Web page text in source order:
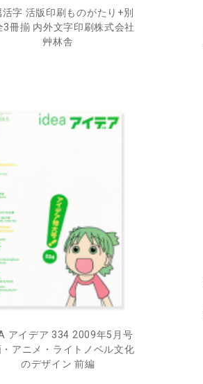
活字 活版印刷ものがたり+別
3冊揃 内外文字印刷株式会社
艸林舎
アイデア 334 2009年5月号
アニメ・ライトノベル文化
のデザイン 前編